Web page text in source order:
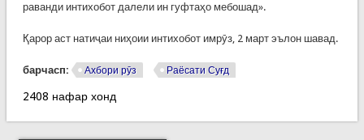
раванди интихобот далели ин гуфтаҳо мебошад».
Қарор аст натиҷаи ниҳоии интихобот имрӯз, 2 март эълон шавад.
барчасп: Ахбори рӯз Раёсати Суғд
2408 нафар хонд